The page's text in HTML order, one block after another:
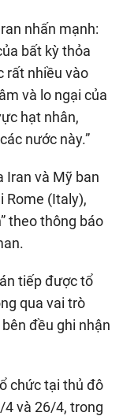
nhấn mạnh:
bất kỳ thỏa
rất nhiều vào
và lo ngại của
hạt nhân,
nước này.”
Iran và Mỹ ban
Rome (Italy),
theo thông báo
tiếp được tổ
qua vai trò
đều ghi nhận
chức tại thủ đô
4 và 26/4, trong